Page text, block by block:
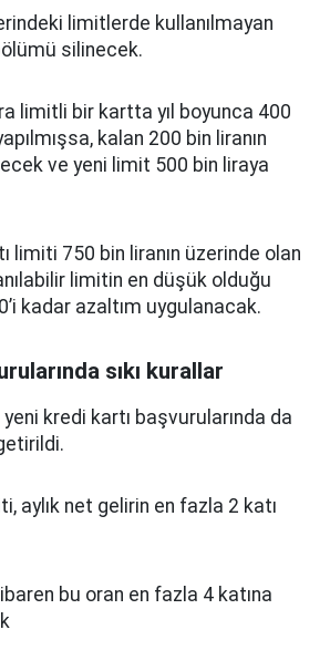
limitlerde kullanılmayan
silinecek.
limitli bir kartta yıl boyunca 400
kalan 200 bin liranın
ve yeni limit 500 bin liraya
limiti 750 bin liranın üzerinde olan
limitin en düşük olduğu
kadar azaltım uygulanacak.
sıkı kurallar
yeni kredi kartı başvurularında da
aylık net gelirin en fazla 2 katı
bu oran en fazla 4 katına